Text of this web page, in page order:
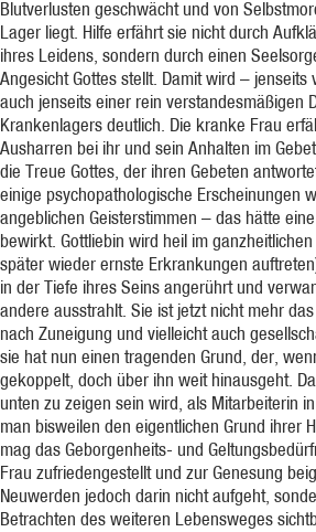
Blutverlusten geschwächt und von
Lager liegt. Hilfe erfährt sie nicht durch
ihres Leidens, sondern durch einen
Angesicht Gottes stellt. Damit wird –
auch jenseits einer rein verstandesmäßigen
Krankenlagers deutlich. Die kranke Frau
Ausharren bei ihr und sein Anhalten im
die Treue Gottes, der ihren Gebeten
einige psychopathologische Erscheinungen
angeblichen Geisterstimmen – das hätte
bewirkt. Gottliebin wird heil im
später wieder ernste Erkrankungen
in der Tiefe ihres Seins angerührt und
andere ausstrahlt. Sie ist jetzt nicht mehr
nach Zuneigung und vielleicht auch
sie hat nun einen tragenden Grund, der,
gekoppelt, doch über ihn weit hinausgeht.
unten zu zeigen sein wird, als Mitarbeiterin
man bisweilen den eigentlichen Grund ihrer
mag das Geborgenheits- und
Frau zufriedengestellt und zur Genesung
Neuwerden jedoch darin nicht aufgeht,
Betrachten des weiteren Lebensweges